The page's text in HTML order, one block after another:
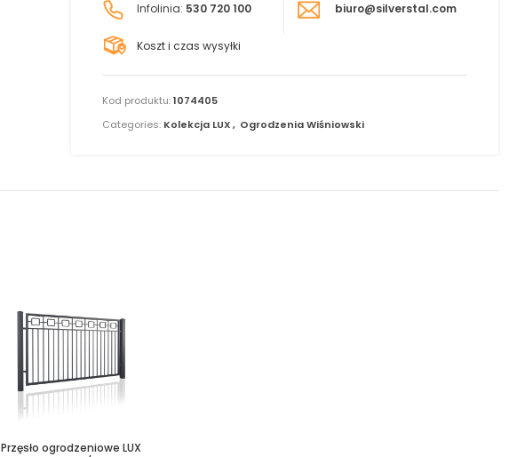
Infolinia: 530 720 100 biuro@silverstal.com
Koszt i czas wysyłki
Kod produktu:1074405
Categories: Kolekcja LUX, Ogrodzenia Wiśniowski
Przęsło ogrodzeniowe LUX